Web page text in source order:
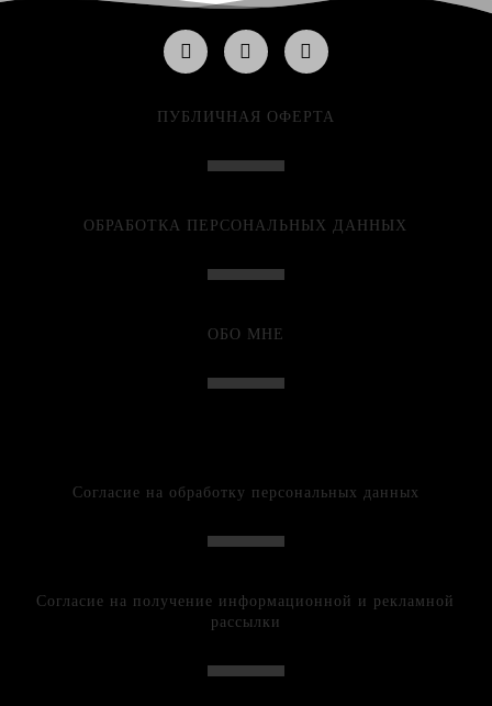
ПУБЛИЧНАЯ ОФЕРТА
ОБРАБОТКА ПЕРСОНАЛЬНЫХ ДАННЫХ
ОБО МНЕ
Согласие на обработку персональных данных
Согласие на получение информационной и рекламной
рассылки